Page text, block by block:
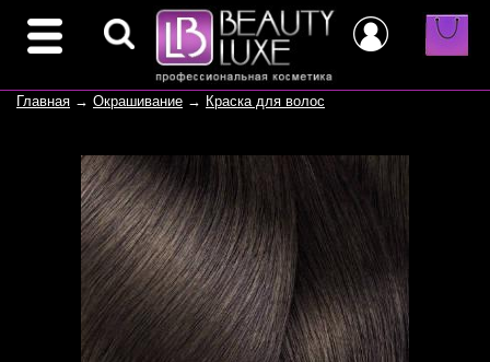
Главная → Окрашивание → Краска для волос